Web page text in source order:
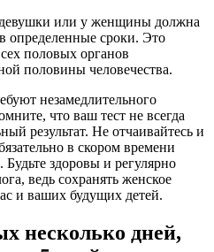
или у женщины должна
определенные сроки. Это
половых органов
половины человечества.
незамедлительного
что ваш тест не всегда
результат. Не отчаивайтесь и
в скором времени
здоровы и регулярно
ведь сохранять женское
и ваших будущих детей.
несколько дней,